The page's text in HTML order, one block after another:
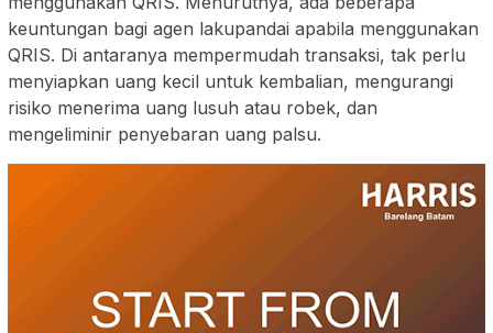
keuntungan bagi agen lakupandai apabila menggunakan
QRIS. Di antaranya mempermudah transaksi, tak perlu
menyiapkan uang kecil untuk kembalian, mengurangi
risiko menerima uang lusuh atau robek, dan
mengeliminir penyebaran uang palsu.